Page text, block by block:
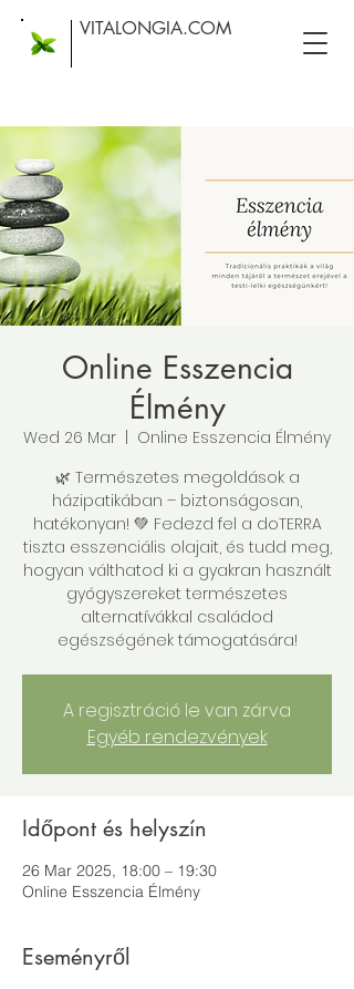
VITALONGIA.COM
Online Esszencia
Élmény
Wed 26 Mar
Online Esszencia Élmény
🌿 Természetes megoldások a
házipatikában – biztonságosan,
hatékonyan! 💚 Fedezd fel a doTERRA
tiszta esszenciális olajait, és tudd meg,
hogyan válthatod ki a gyakran használt
gyógyszereket természetes
alternatívákkal családod
egészségének támogatására!
A regisztráció le van zárva
Egyéb rendezvények
Időpont és helyszín
26 Mar 2025, 18:00 – 19:30
Online Esszencia Élmény
Eseményről